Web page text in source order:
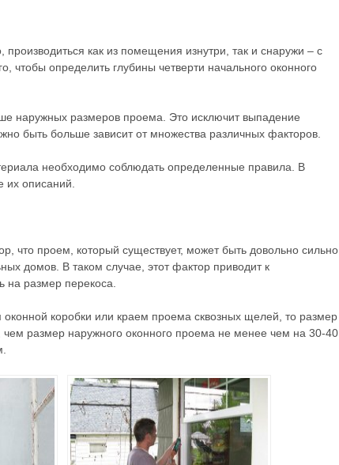
производиться как из помещения изнутри, так и снаружи – с
чтобы определить глубины четверти начального оконного
наружных размеров проема. Это исключит выпадение
быть больше зависит от множества различных факторов.
необходимо соблюдать определенные правила. В
их описаний.
что проем, который существует, может быть довольно сильно
домов. В таком случае, этот фактор приводит к
на размер перекоса.
коробки или краем проема сквозных щелей, то размер
размер наружного оконного проема не менее чем на 30-40